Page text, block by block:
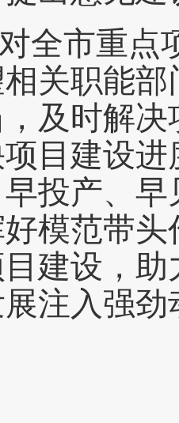
全市重点
关职能
及时解
目建设
投产、
模范带
建设，
注入强劲